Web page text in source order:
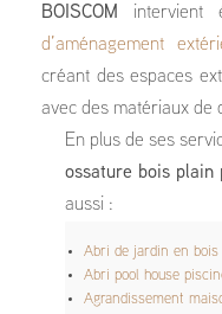
BOISCOM intervient
d’aménagement
créant des espaces
avec des matériaux de
En plus de ses
ossature bois plain
aussi :
Abri de jardin en
Abri pool house
Agrandissement